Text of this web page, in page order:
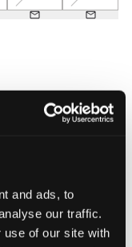
and ads, to
our traffic.
use of our site with